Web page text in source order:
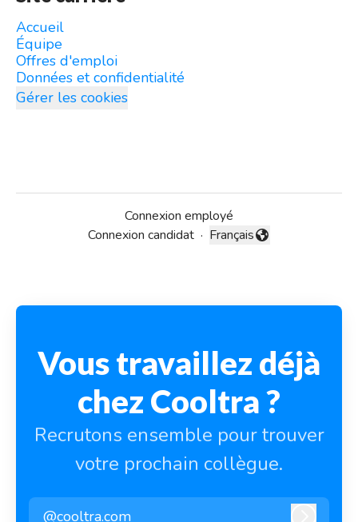
Accueil
Équipe
Offres d'emploi
Données et confidentialité
Gérer les cookies
Connexion employé
Connexion candidat · Changer la langue
Français
Vous travaillez déjà
chez Cooltra ?
Recrutons ensemble pour trouver
votre prochain collègue.
@cooltra.com